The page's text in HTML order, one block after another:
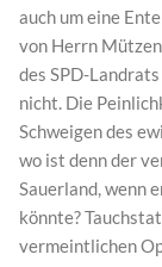
auch um eine
von Herrn
des SPD-
nicht. Die
Schweigen des
wo ist denn der
Sauerland, wenn
könnte?
vermeintlichen